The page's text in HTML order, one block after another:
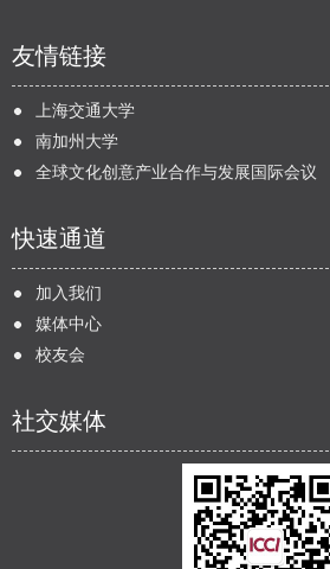
友情链接
上海交通大学
南加州大学
全球文化创意产业合作与发展国际会议
快速通道
加入我们
媒体中心
校友会
社交媒体